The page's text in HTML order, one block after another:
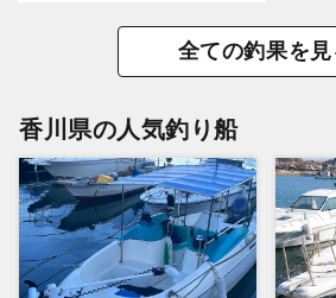
全ての釣果を見
香川県の人気釣り船